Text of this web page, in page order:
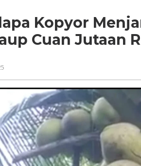
Kopyor
Cuan Jutaan